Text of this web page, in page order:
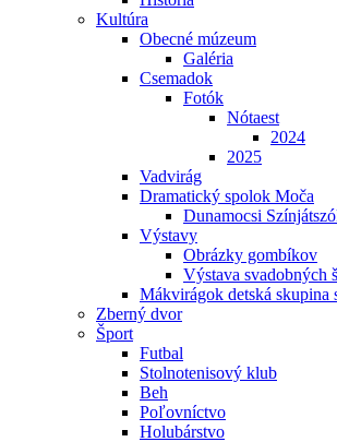
Kultúra
Obecné múzeum
Galéria
Csemadok
Fotók
Nótaest
2024
2025
Vadvirág
Dramatický spolok Moča
Dunamocsi
Výstavy
Obrázky gombíkov
Výstava svadobných
Mákvirágok detská skupina
Zberný dvor
Šport
Futbal
Stolnotenisový klub
Beh
Poľovníctvo
Holubárstvo